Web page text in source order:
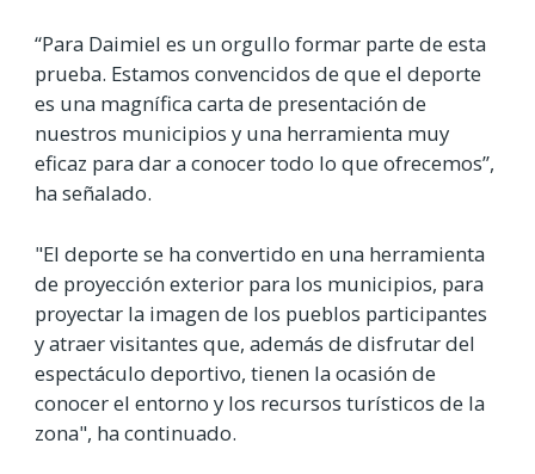
“Para Daimiel es un orgullo formar parte de esta
prueba. Estamos convencidos de que el deporte
es una magnífica carta de presentación de
nuestros municipios y una herramienta muy
eficaz para dar a conocer todo lo que ofrecemos”,
ha señalado.
"El deporte se ha convertido en una herramienta
de proyección exterior para los municipios, para
proyectar la imagen de los pueblos participantes
y atraer visitantes que, además de disfrutar del
espectáculo deportivo, tienen la ocasión de
conocer el entorno y los recursos turísticos de la
zona", ha continuado.